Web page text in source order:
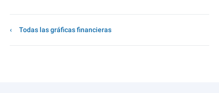
Todas las gráficas financieras